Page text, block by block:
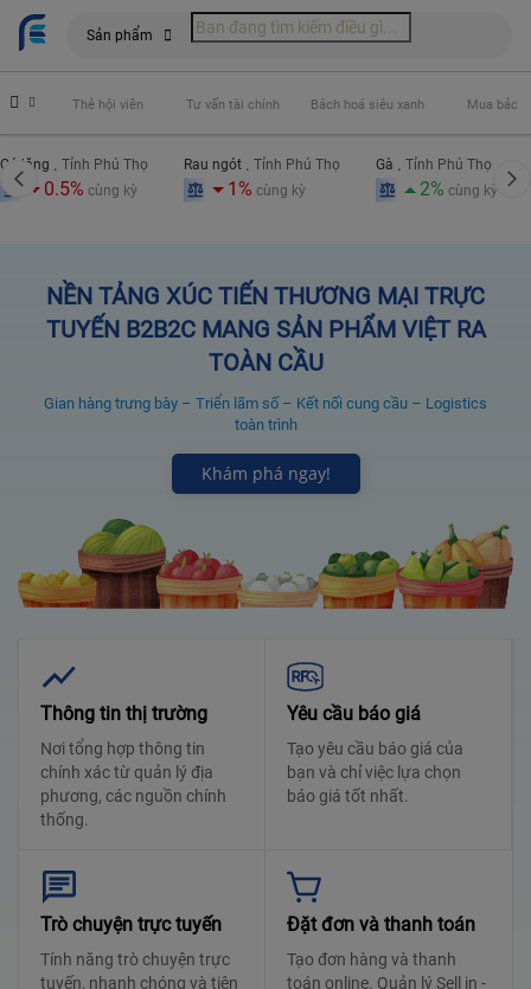
Sản phẩm
phí Thẻ hội viên Tư vấn tài chính Bách hoá siêu xanh Mua bảo
Cá lăng . Tỉnh Phú Thọ
0.5% cùng kỳ
Rau ngót . Tỉnh Phú Thọ
1% cùng kỳ
Gà . Tỉnh Phú Thọ
2% cùng kỳ
NỀN TẢNG XÚC TIẾN THƯƠNG MẠI TRỰC
TUYẾN B2B2C MANG SẢN PHẨM VIỆT RA
TOÀN CẦU
Gian hàng trưng bày – Triển lãm số – Kết nối cung cầu – Logistics
toàn trình
Khám phá ngay!
Thông tin thị trường
Nơi tổng hợp thông tin
chính xác từ quản lý địa
phương, các nguồn chính
thống.
Yêu cầu báo giá
Tạo yêu cầu báo giá của
bạn và chỉ việc lựa chọn
báo giá tốt nhất.
Trò chuyện trực tuyến
Tính năng trò chuyện trực
tuyến, nhanh chóng và tiện
Đặt đơn và thanh toán
Tạo đơn hàng và thanh
toán online. Quản lý Sell in -